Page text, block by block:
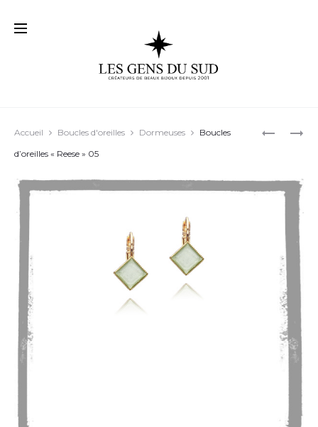
BOUCLES
02
BOUCLES
03
Accueil Boucles d'oreilles Dormeuses
Boucles
d’oreilles « Reese » 05